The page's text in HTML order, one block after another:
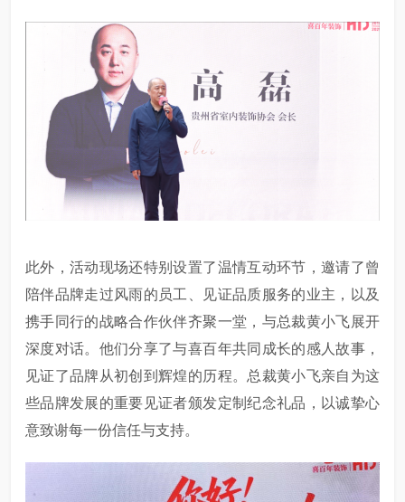
此外，活动现场还特别设置了温情互动环节，邀请了曾
陪伴品牌走过风雨的员工、见证品质服务的业主，以及
携手同行的战略合作伙伴齐聚一堂，与总裁黄小飞展开
深度对话。他们分享了与喜百年共同成长的感人故事，
见证了品牌从初创到辉煌的历程。总裁黄小飞亲自为这
些品牌发展的重要见证者颁发定制纪念礼品，以诚挚心
意致谢每一份信任与支持。